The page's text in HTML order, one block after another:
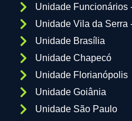
Unidade Funcionários
Unidade Vila da Serra
Unidade Brasília
Unidade Chapecó
Unidade Florianópolis
Unidade Goiânia
Unidade São Paulo